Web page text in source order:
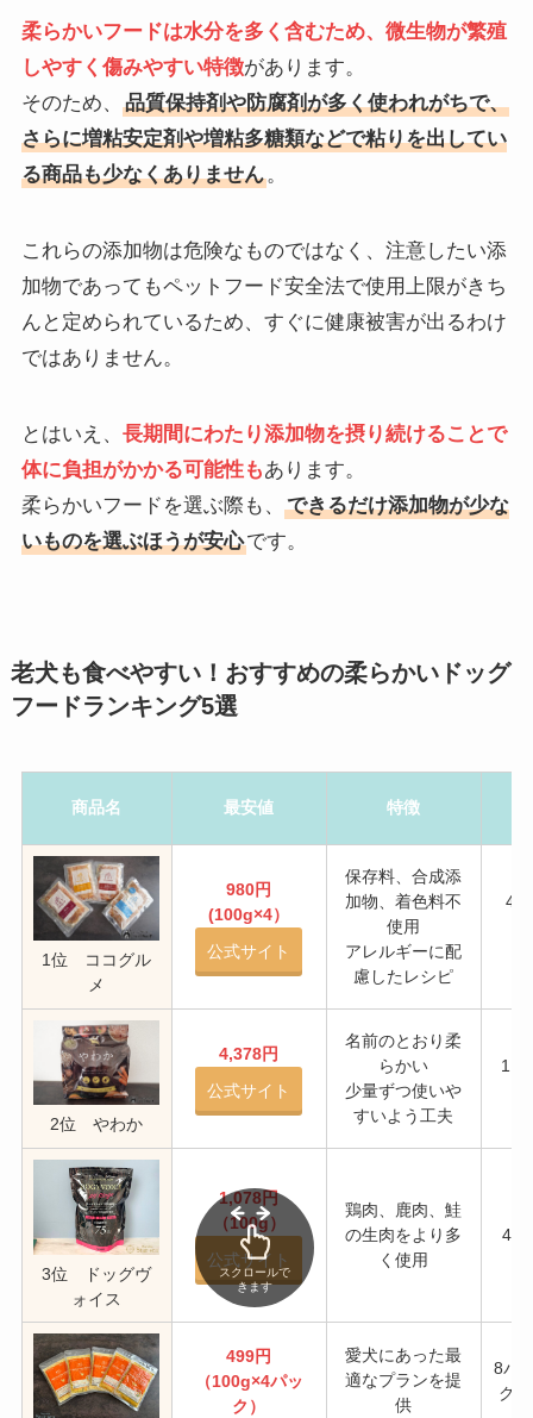
柔らかいフードは水分を多く含むため、微生物が繁殖
しやすく傷みやすい特徴があります。
そのため、
品質保持剤や防腐剤が多く使われがちで、
さらに増粘安定剤や増粘多糖類などで粘りを出してい
る商品も少なくありません。
これらの添加物は危険なものではなく、注意したい添
加物であってもペットフード安全法で使用上限がきち
んと定められているため、すぐに健康被害が出るわけ
ではありません。
とはいえ、 長期間にわたり添加物を摂り続けることで
体に負担がかかる可能性もあります。
柔らかいフードを選ぶ際も、
できるだけ添加物が少な
いものを選ぶほうが安心です。
老犬も食べやすい！おすすめの柔らかいドッグ
フードランキング5選
商品名 最安値 特徴
1位 ココグル
メ
980円
(100g×4）
公式サイト
保存料、合成添
加物、着色料不
使用
アレルギーに配
慮したレシピ
4
2位 やわか
4,378円
公式サイト
名前のとおり柔
らかい
少量ずつ使いや
すいよう工夫
3位 ドッグヴ
ォイス
1,078円
（100g）
公式サイト
鶏肉、鹿肉、鮭
の生肉をより多
く使用
499円
（100g×4パッ
ク）
愛犬にあった最
適なプランを提
供
8パ
ク
スクロールで
きます